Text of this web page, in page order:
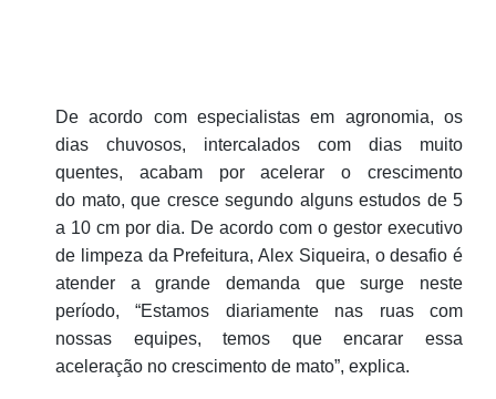
De acordo com especialistas em agronomia, os
dias chuvosos, intercalados com dias muito
quentes, acabam por acelerar o crescimento
do mato, que cresce segundo alguns estudos de 5
a 10 cm por dia. De acordo com o gestor executivo
de limpeza da Prefeitura, Alex Siqueira, o desafio é
atender a grande demanda que surge neste
período, “Estamos diariamente nas ruas com
nossas equipes, temos que encarar essa
aceleração no crescimento de mato”, explica.